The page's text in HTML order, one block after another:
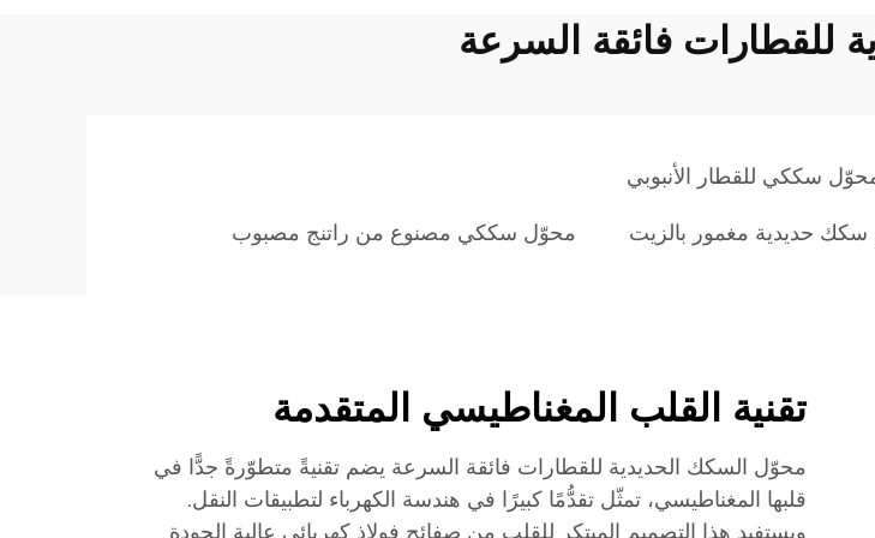
فائقة السرعة
سككي للقطار الأنبوبي
حديدية مغمور بالزيت محوّل سككي مصنوع من راتنج مصبوب
تقنية القلب المغناطيسي المتقدمة
محوّل السكك الحديدية للقطارات فائقة السرعة يضم تقنيةً متطوّرةً جدًّا في
قلبها المغناطيسي، تمثّل تقدُّمًا كبيرًا في هندسة الكهرباء لتطبيقات النقل.
ويستفيد هذا التصميم المبتكر للقلب من صفائح فولاذ كهربائي عالية الجودة